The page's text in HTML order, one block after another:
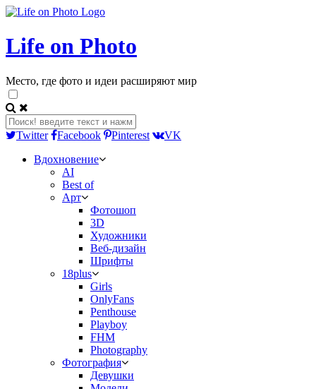
Life on Photo
Место, где фото и идеи расширяют мир
Twitter Facebook Pinterest
VK
Вдохновение
AI
Best of
Арт
Фотошоп
3D
Художники
Веб-дизайн
Шрифты
18plus
Girls
OnlyFans
Penthouse
Playboy
FHM
Photography
Фотография
Девушки